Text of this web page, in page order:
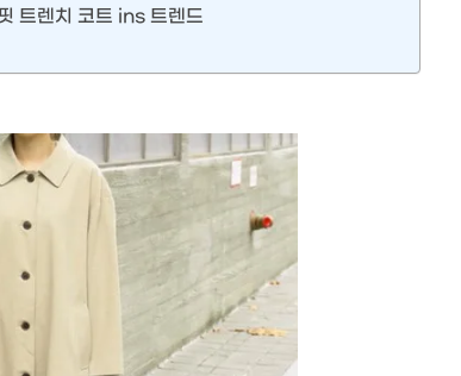
트렌치 코트 ins 트렌드